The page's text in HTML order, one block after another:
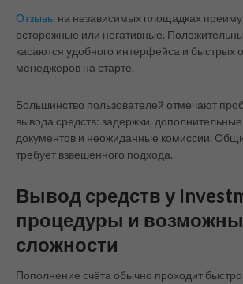
Отзывы на независимых площадках
осторожные или негативные.
касаются удобного интерфейса и быстрых
менеджеров на старте.
Большинство пользователей отмечают
вывода средств: задержки,
документов и неожиданные комиссии.
требует взвешенного подхода.
Вывод средств у
процедуры и
сложности
Пополнение счёта обычно проходит быстро